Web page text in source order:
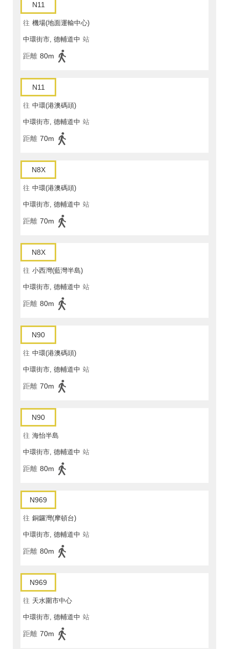
N11
往 機場(地面運輸中心)
中環街市, 德輔道中 站
距離 80m
N11
往 中環(港澳碼頭)
中環街市, 德輔道中 站
距離 70m
N8X
往 中環(港澳碼頭)
中環街市, 德輔道中 站
距離 70m
N8X
往 小西灣(藍灣半島)
中環街市, 德輔道中 站
距離 80m
N90
往 中環(港澳碼頭)
中環街市, 德輔道中 站
距離 70m
N90
往 海怡半島
中環街市, 德輔道中 站
距離 80m
N969
往 銅鑼灣(摩頓台)
中環街市, 德輔道中 站
距離 80m
N969
往 天水圍市中心
中環街市, 德輔道中 站
距離 70m